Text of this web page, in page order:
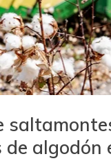
algodón